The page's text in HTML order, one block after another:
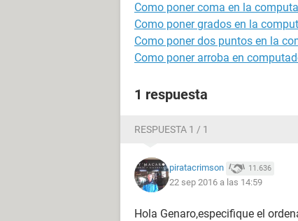
Como poner coma en la
Como poner grados en la
Como poner dos puntos en la
Como poner arroba en
1 respuesta
RESPUESTA 1 / 1
piratacrimson 11.636
22 sep 2016 a las 14:59
Hola Genaro,especifique el